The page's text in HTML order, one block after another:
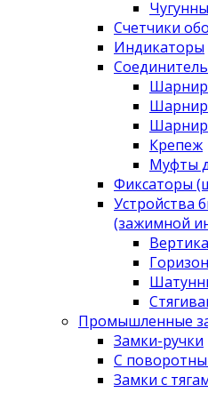
Счетчики
Индикаторы
Крепеж
Муфты
Фиксаторы
Устройства
(зажимной
Промышленные
Замки-ручки
С
Замки с